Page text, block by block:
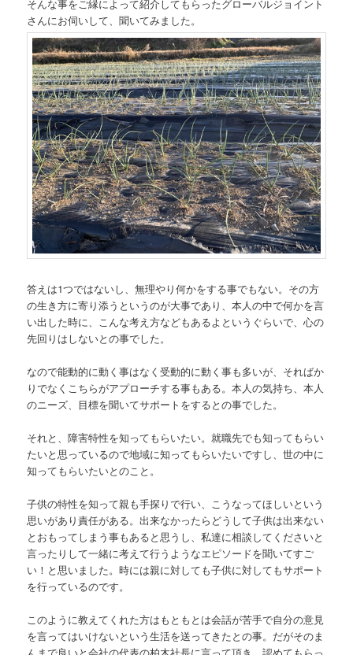
そんな事をご縁によって紹介してもらったグローバルジョイント
さんにお伺いして、聞いてみました。
答えは1つではないし、無理やり何かをする事でもない。その方
の生き方に寄り添うというのが大事であり、本人の中で何かを言
い出した時に、こんな考え方などもあるよというぐらいで、心の
先回りはしないとの事でした。
なので能動的に動く事はなく受動的に動く事も多いが、そればか
りでなくこちらがアプローチする事もある。本人の気持ち、本人
のニーズ、目標を聞いてサポートをするとの事でした。
それと、障害特性を知ってもらいたい。就職先でも知ってもらい
たいと思っているので地域に知ってもらいたいですし、世の中に
知ってもらいたいとのこと。
子供の特性を知って親も手探りで行い、こうなってほしいという
思いがあり責任がある。出来なかったらどうして子供は出来ない
とおもってしまう事もあると思うし、私達に相談してくださいと
言ったりして一緒に考えて行うようなエピソードを聞いてすご
い！と思いました。時には親に対しても子供に対してもサポート
を行っているのです。
このように教えてくれた方はもともとは会話が苦手で自分の意見
を言ってはいけないという生活を送ってきたとの事。だがそのま